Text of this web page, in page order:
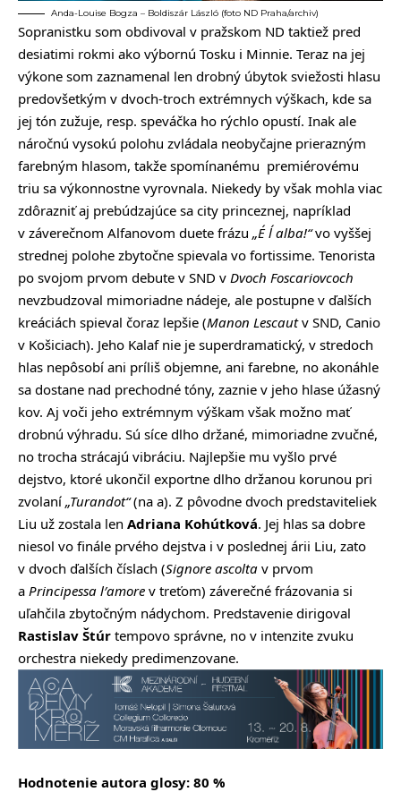
Anda-Louise Bogza – Boldiszár László (foto ND Praha/archiv)
Sopranistku som obdivoval v pražskom ND taktiež pred
desiatimi rokmi ako výbornú Tosku i Minnie. Teraz na jej
výkone som zaznamenal len drobný úbytok sviežosti hlasu
predovšetkým v dvoch-troch extrémnych výškach, kde sa
jej tón zužuje, resp. speváčka ho rýchlo opustí. Inak ale
náročnú vysokú polohu zvládala neobyčajne prierazným
farebným hlasom, takže spomínanému premiérovému
triu sa výkonnostne vyrovnala. Niekedy by však mohla viac
zdôrazniť aj prebúdzajúce sa city princeznej, napríklad
v záverečnom Alfanovom duete frázu „É ĺ alba!“vo vyššej
strednej polohe zbytočne spievala vo fortissime. Tenorista
po svojom prvom debute v SND v Dvoch Foscariovcoch
nevzbudzoval mimoriadne nádeje, ale postupne v ďalších
kreáciách spieval čoraz lepšie (Manon Lescautv SND, Canio
v Košiciach). Jeho Kalaf nie je superdramatický, v stredoch
hlas nepôsobí ani príliš objemne, ani farebne, no akonáhle
sa dostane nad prechodné tóny, zaznie v jeho hlase úžasný
kov. Aj voči jeho extrémnym výškam však možno mať
drobnú výhradu. Sú síce dlho držané, mimoriadne zvučné,
no trocha strácajú vibráciu. Najlepšie mu vyšlo prvé
dejstvo, ktoré ukončil exportne dlho držanou korunou pri
zvolaní „Turandot“(na a). Z pôvodne dvoch predstaviteliek
Liu už zostala len Adriana Kohútková. Jej hlas sa dobre
niesol vo finále prvého dejstva i v poslednej árii Liu, zato
v dvoch ďalších číslach (Signore ascolta v prvom
a Principessa l′amore v treťom) záverečné frázovania si
uľahčila zbytočným nádychom. Predstavenie dirigoval
Rastislav Štúr tempovo správne, no v intenzite zvuku
orchestra niekedy predimenzovane.
Hodnotenie autora glosy: 80 %